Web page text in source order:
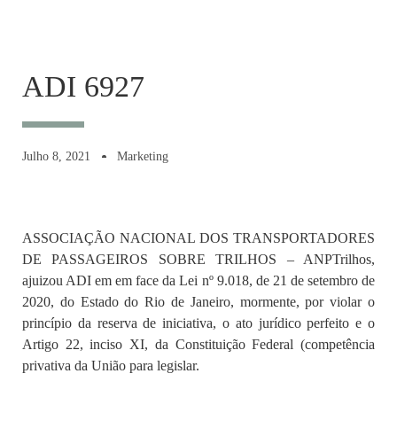
ADI 6927
Julho 8, 2021 Marketing
ASSOCIAÇÃO NACIONAL DOS TRANSPORTADORES
DE PASSAGEIROS SOBRE TRILHOS – ANPTrilhos,
ajuizou ADI em em face da Lei nº 9.018, de 21 de setembro de
2020, do Estado do Rio de Janeiro, mormente, por violar o
princípio da reserva de iniciativa, o ato jurídico perfeito e o
Artigo 22, inciso XI, da Constituição Federal (competência
privativa da União para legislar.